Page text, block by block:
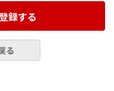
当サイトの利用すべて
録する
る